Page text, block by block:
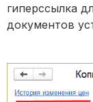
гиперссылка
документов